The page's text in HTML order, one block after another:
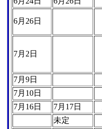
6月26日
7月2日
7月9日
7月10日
7月16日
7月17日
未定